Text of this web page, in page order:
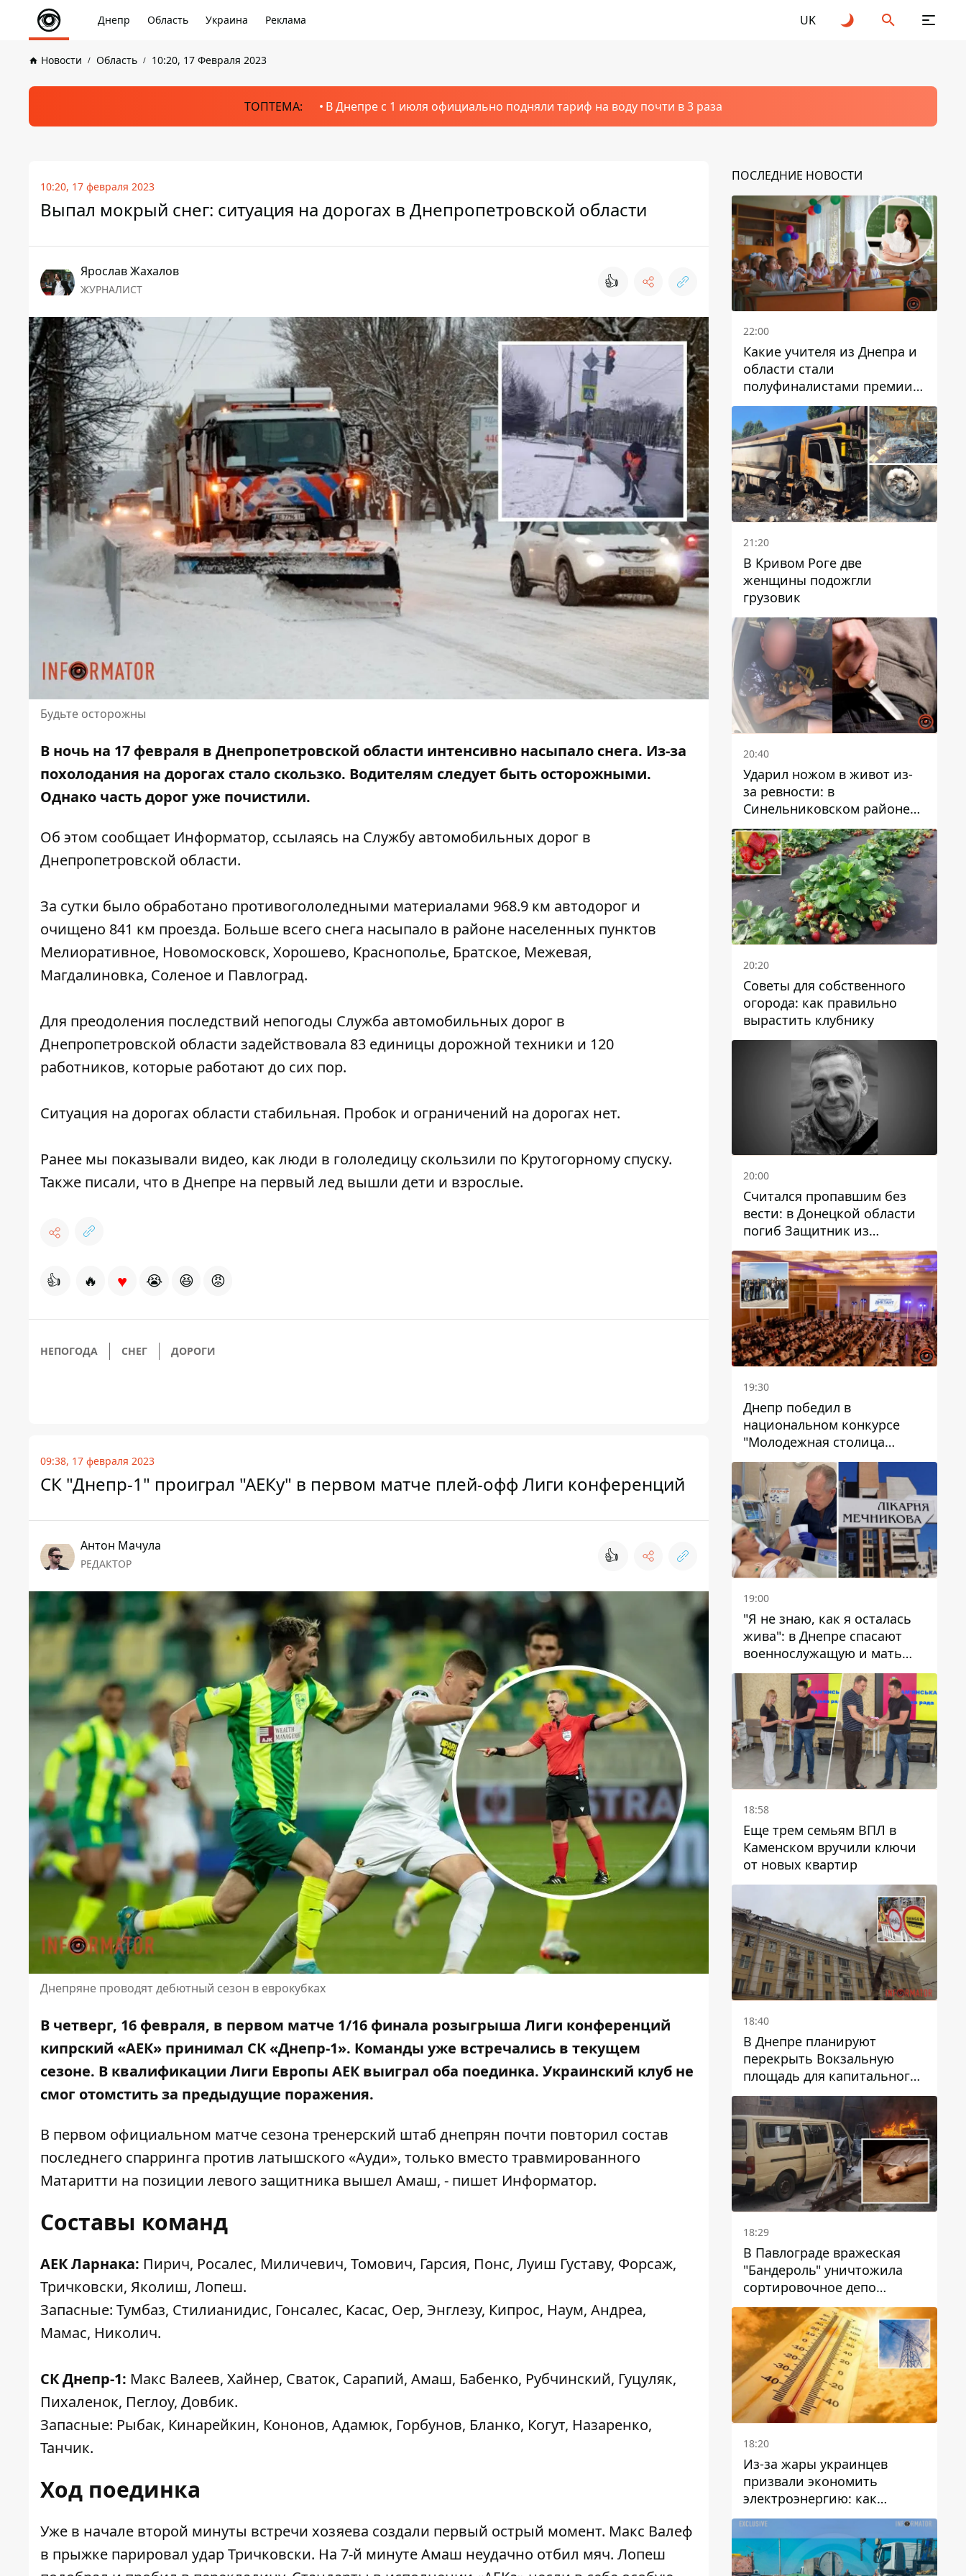
Днепр Область Украина Реклама UK
Новости Область 10:20, 17 Февраля 2023
ТОПТЕМА: В Днепре с 1 июля официально подняли тариф на воду почти в 3 раза
10:20, 17 февраля 2023
Выпал мокрый снег: ситуация на дорогах в Днепропетровской области
Ярослав Жахалов
ЖУРНАЛИСТ 👍
Будьте осторожны
В ночь на 17 февраля в Днепропетровской области интенсивно насыпало снега. Из-за
похолодания на дорогах стало скользко. Водителям следует быть осторожными.
Однако часть дорог уже почистили.
Об этом сообщает Информатор, ссылаясь на Службу автомобильных дорог в
Днепропетровской области.
За сутки было обработано противогололедными материалами 968.9 км автодорог и
очищено 841 км проезда. Больше всего снега насыпало в районе населенных пунктов
Мелиоративное, Новомосковск, Хорошево, Краснополье, Братское, Межевая,
Магдалиновка, Соленое и Павлоград.
Для преодоления последствий непогоды Служба автомобильных дорог в
Днепропетровской области задействовала 83 единицы дорожной техники и 120
работников, которые работают до сих пор.
Ситуация на дорогах области стабильная. Пробок и ограничений на дорогах нет.
Ранее мы показывали видео, как люди в гололедицу скользили по Крутогорному спуску.
Также писали, что в Днепре на первый лед вышли дети и взрослые.
👍 🔥 ♥ 😭 😆 😡
НЕПОГОДА СНЕГ ДОРОГИ
09:38, 17 февраля 2023
СК "Днепр-1" проиграл "АЕКу" в первом матче плей-офф Лиги конференций
Антон Мачула
РЕДАКТОР 👍
Днепряне проводят дебютный сезон в еврокубках
В четверг, 16 февраля, в первом матче 1/16 финала розыгрыша Лиги конференций
кипрский «АЕК» принимал СК «Днепр-1». Команды уже встречались в текущем
сезоне. В квалификации Лиги Европы АЕК выиграл оба поединка. Украинский клуб не
смог отомстить за предыдущие поражения.
В первом официальном матче сезона тренерский штаб днепрян почти повторил состав
последнего спарринга против латышского «Ауди», только вместо травмированного
Матаритти на позиции левого защитника вышел Амаш, - пишет Информатор.
Составы команд
АЕК Ларнака: Пирич, Росалес, Миличевич, Томович, Гарсия, Понс, Луиш Густаву, Форсаж,
Тричковски, Яколиш, Лопеш.
Запасные: Тумбаз, Стилианидис, Гонсалес, Касас, Оер, Энглезу, Кипрос, Наум, Андреа,
Мамас, Николич.
СК Днепр-1: Макс Валеев, Хайнер, Сваток, Сарапий, Амаш, Бабенко, Рубчинский, Гуцуляк,
Пихаленок, Пеглоу, Довбик.
Запасные: Рыбак, Кинарейкин, Кононов, Адамюк, Горбунов, Бланко, Когут, Назаренко,
Танчик.
Ход поединка
Уже в начале второй минуты встречи хозяева создали первый острый момент. Макс Валеф
в прыжке парировал удар Тричковски. На 7-й минуте Амаш неудачно отбил мяч. Лопеш
ПОСЛЕДНИЕ НОВОСТИ
22:00
Какие учителя из Днепра и
области стали
полуфиналистами премии
Global Teacher Prize Ukraine
2026
21:20
В Кривом Роге две
женщины подожгли
грузовик
20:40
Ударил ножом в живот из-
за ревности: в
Синельниковском районе
задержали 49-летнего
мужчину за убийство
20:20
Советы для собственного
огорода: как правильно
вырастить клубнику
20:00
Считался пропавшим без
вести: в Донецкой области
погиб Защитник из
Каменского Антон
Красовский
19:30
Днепр победил в
национальном конкурсе
"Молодежная столица
Украины – 2026"
19:00
"Я не знаю, как я осталась
жива": в Днепре спасают
военнослужащую и мать
четверых детей, которую
ранил КАБ
18:58
Еще трем семьям ВПЛ в
Каменском вручили ключи
от новых квартир
18:40
В Днепре планируют
перекрыть Вокзальную
площадь для капитального
ремонта дома, в который
попала вражеская ракета:
какие сроки
18:29
В Павлограде вражеская
"Бандероль" уничтожила
сортировочное депо
"Укрпошти" и убила двух
работниц
18:20
Из-за жары украинцев
призвали экономить
электроэнергию: как
избежать перегрузки сетей